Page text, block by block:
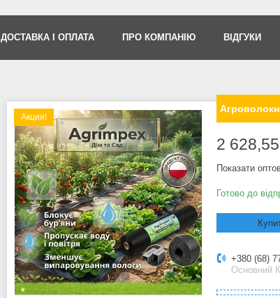
ДОСТАВКА І ОПЛАТА ПРО КОМПАНІЮ ВІДГУКИ
Акция!
2
Показати
Готово до
+380 (68)
Основний